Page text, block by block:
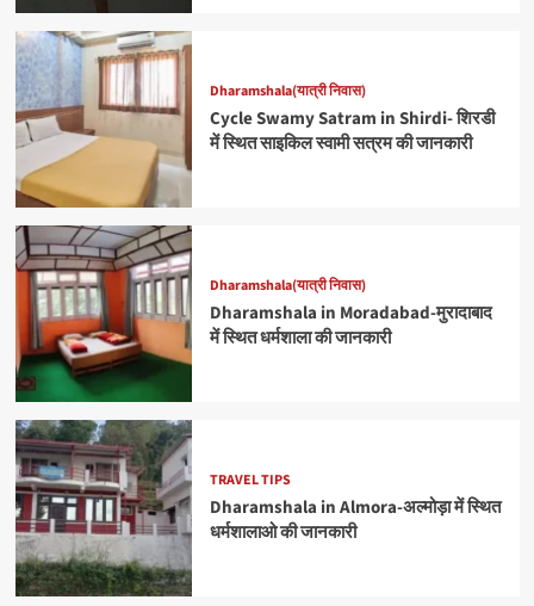
Dharamshala(यात्री निवास)
Cycle Swamy Satram in Shirdi- शिरडी
में स्थित साइकिल स्वामी सत्रम की जानकारी
Dharamshala(यात्री निवास)
Dharamshala in Moradabad-मुरादाबाद
में स्थित धर्मशाला की जानकारी
TRAVEL TIPS
Dharamshala in Almora-अल्मोड़ा में स्थित
धर्मशालाओ की जानकारी